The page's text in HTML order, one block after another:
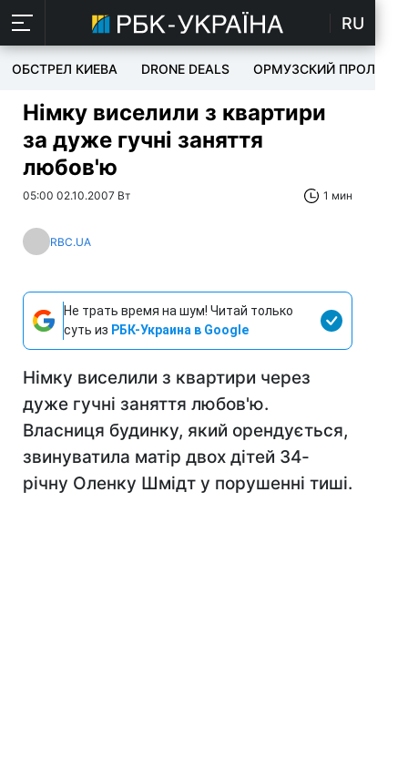
RU
ОБСТРЕЛ КИЕВА DRONE DEALS ОРМУЗСКИЙ ПРОЛИВ
Німку виселили з квартири
за дуже гучні заняття
любов'ю
05:00 02.10.2007 Вт 1 мин
RBC.UA
Не трать время на шум! Читай только
суть из РБК-Украина в Google
Німку виселили з квартири через
дуже гучні заняття любов'ю.
Власниця будинку, який орендується,
звинуватила матір двох дітей 34-
річну Оленку Шмідт у порушенні тиші.